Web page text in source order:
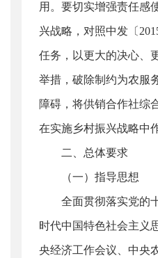
用。要切实增强责任感
兴战略，对照中发〔
任务，以更大的决心、
举措，破除制约为农服
障碍，将供销合作社综
在实施乡村振兴战略中
二、总体要求
（一）指导思想
全面贯彻落实党的
时代中国特色社会主义
央经济工作会议、中央